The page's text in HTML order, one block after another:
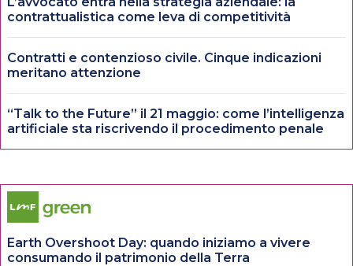
contrattualistica come leva di competitività
Contratti e contenzioso civile. Cinque indicazioni
meritano attenzione
“Talk to the Future” il 21 maggio: come l’intelligenza
artificiale sta riscrivendo il procedimento penale
Earth Overshoot Day: quando iniziamo a vivere
consumando il patrimonio della Terra